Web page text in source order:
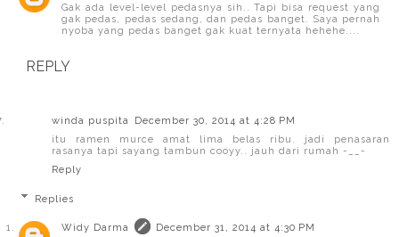
Gak ada level-level pedasnya sih.. Tapi bisa request yang
gak pedas, pedas sedang, dan pedas banget. Saya pernah
nyoba yang pedas banget gak kuat ternyata hehehe....
REPLY
winda puspita
December 30, 2014 at 4:28 PM
itu ramen murce amat lima belas ribu. jadi penasaran
rasanya tapi sayang tambun cooyy.. jauh dari rumah -__-
Reply
Replies
Widy Darma
December 31, 2014 at 4:30 PM